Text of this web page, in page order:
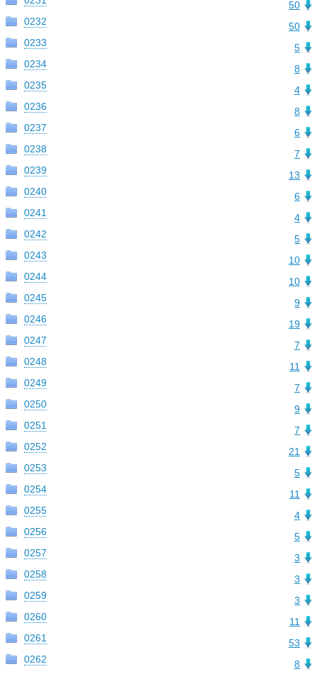
50
50
0232
5
0233
8
0234
4
0235
8
0236
6
0237
7
0238
13
0239
6
0240
4
0241
5
0242
10
0243
10
0244
9
0245
19
0246
7
0247
11
0248
7
0249
9
0250
7
0251
21
0252
5
0253
11
0254
4
0255
5
0256
3
0257
3
0258
3
0259
11
0260
53
0261
8
0262